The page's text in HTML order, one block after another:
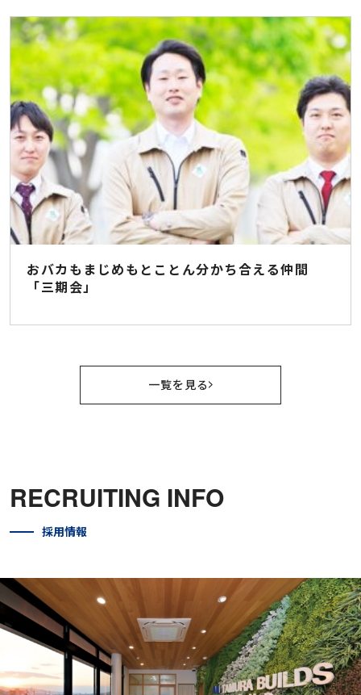
おバカもまじめもとことん分かち合える仲間
「三期会」
一覧を見る
RECRUITING INFO
採用情報